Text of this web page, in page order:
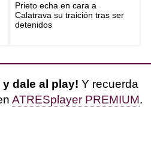
Prieto echa en cara a
Calatrava su traición tras ser
detenidos
y dale al play! Y recuerda
ATRESplayer PREMIUM.